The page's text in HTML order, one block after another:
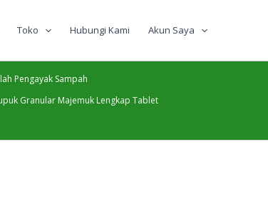
Toko Hubungi Kami Akun Saya
Pengayak Sampah
Granular Majemuk Lengkap Tablet